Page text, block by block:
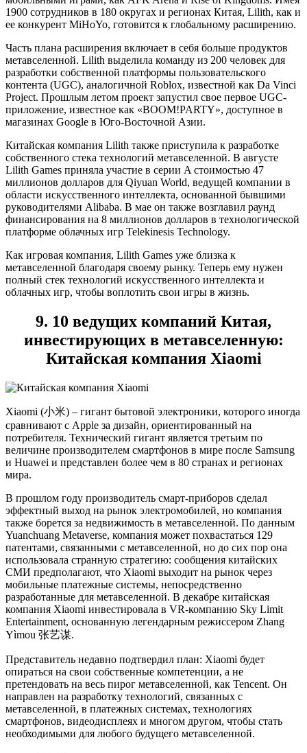
1900 сотрудников в 180 округах и регионах Китая, Lilith, как и
ее конкурент MiHoYo, готовится к глобальному расширению.
Часть плана расширения включает в себя больше продуктов
метавселенной. Lilith выделила команду из 200 человек для
разработки собственной платформы пользовательского
контента (UGC), аналогичной Roblox, известной как Da Vinci
Project. Прошлым летом проект запустил свое первое UGC-
приложение, известное как «BOOM!PARTY», доступное в
магазинах Google в Юго-Восточной Азии.
Китайская компания Lilith также приступила к разработке
собственного стека технологий метавселенной. В августе
Lilith Games приняла участие в серии A стоимостью 47
миллионов долларов для Qiyuan World, ведущей компании в
области искусственного интеллекта, основанной бывшими
руководителями Alibaba. В мае он также возглавил раунд
финансирования на 8 миллионов долларов в технологической
платформе облачных игр Telekinesis Technology.
Как игровая компания, Lilith Games уже близка к
метавселенной благодаря своему рынку. Теперь ему нужен
полный стек технологий искусственного интеллекта и
облачных игр, чтобы воплотить свои игры в жизнь.
9. 10 ведущих компаний Китая,
инвестирующих в метавселенную:
Китайская компания Xiaomi
Xiaomi (小米) – гигант бытовой электроники, которого иногда
сравнивают с Apple за дизайн, ориентированный на
потребителя. Технический гигант является третьим по
величине производителем смартфонов в мире после Samsung
и Huawei и представлен более чем в 80 странах и регионах
мира.
В прошлом году производитель смарт-приборов сделал
эффектный выход на рынок электромобилей, но компания
также борется за недвижимость в метавселенной. По данным
Yuanchuang Metaverse, компания может похвастаться 129
патентами, связанными с метавселенной, но до сих пор она
использовала странную стратегию: сообщения китайских
СМИ предполагают, что Xiaomi выходит на рынок через
мобильные платежные системы, непосредственно
разработанные для метавселенной. В декабре китайская
компания Xiaomi инвестировала в VR-компанию Sky Limit
Entertainment, основанную легендарным режиссером Zhang
Yìmou 张艺谋.
Представитель недавно подтвердил план: Xiaomi будет
опираться на свои собственные компетенции, а не
претендовать на весь пирог метавселенной, как Tencent. Он
направлен на разработку технологий, связанных с
метавселенной, в платежных системах, технологиях
смартфонов, видеодисплеях и многом другом, чтобы стать
необходимыми для любого будущего метавселенной.